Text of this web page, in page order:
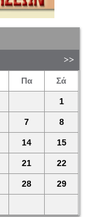
Πα Σά
1
7 8
14 15
21 22
28 29